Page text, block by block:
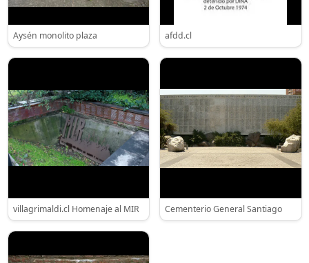
Aysén monolito plaza afdd.cl
villagrimaldi.cl Homenaje al MIR Cementerio General Santiago